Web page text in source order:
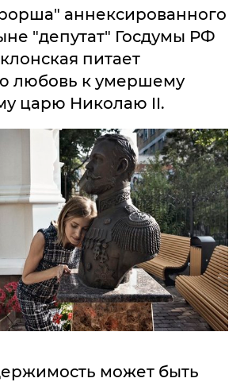
аннексированного
"депутат" Госдумы РФ
питает
любовь к умершему
царю Николаю II.
может быть